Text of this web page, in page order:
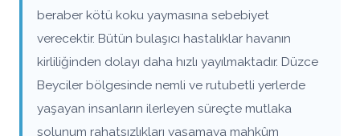
beraber kötü koku yaymasına sebebiyet
verecektir. Bütün bulaşıcı hastalıklar havanın
kirliliğinden dolayı daha hızlı yayılmaktadır. Düzce
Beyciler bölgesinde nemli ve rutubetli yerlerde
yaşayan insanların ilerleyen süreçte mutlaka
solunum rahatsızlıkları yaşamaya mahkûm